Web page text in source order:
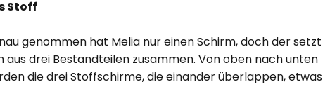
Stoff
genommen hat Melia nur einen Schirm, doch der setzt
aus drei Bestandteilen zusammen. Von oben nach unten
die drei Stoffschirme, die einander überlappen, etwas